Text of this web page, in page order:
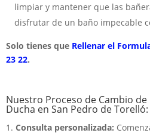
limpiar y mantener que las
disfrutar de un baño impecable
Solo tienes que Rellenar el
23 22.
Nuestro Proceso de Cambio
Ducha en San Pedro de Torelló:
Consulta personalizada: